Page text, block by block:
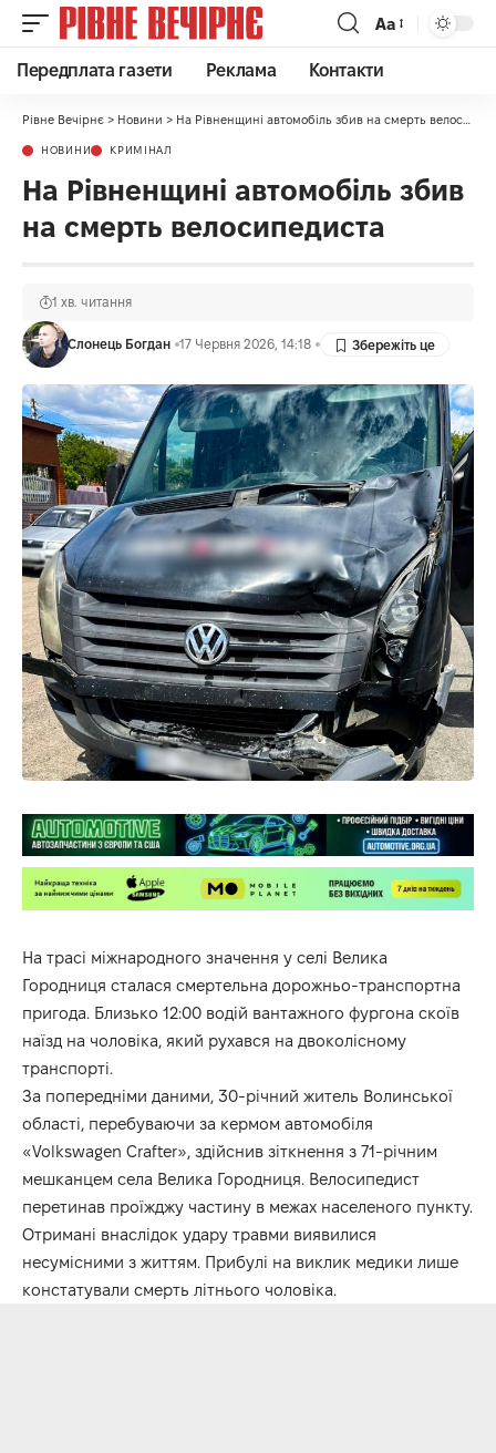
Аа
Передплата газети Реклама Контакти
Рівне Вечірнє > Новини > На Рівненщині автомобіль збив на смерть велосипедиста
НОВИНИ КРИМІНАЛ
На Рівненщині автомобіль збив
на смерть велосипедиста
Слонець Богдан 17 Червня 2026, 14:18
1 хв. читання
На трасі міжнародного значення у селі Велика
Городниця сталася смертельна дорожньо-транспортна
пригода. Близько 12:00 водій вантажного фургона скоїв
наїзд на чоловіка, який рухався на двоколісному
транспорті.
За попередніми даними, 30-річний житель Волинської
області, перебуваючи за кермом автомобіля
«Volkswagen Crafter», здійснив зіткнення з 71-річним
мешканцем села Велика Городниця. Велосипедист
перетинав проїжджу частину в межах населеного пункту.
Отримані внаслідок удару травми виявилися
несумісними з життям. Прибулі на виклик медики лише
констатували смерть літнього чоловіка.